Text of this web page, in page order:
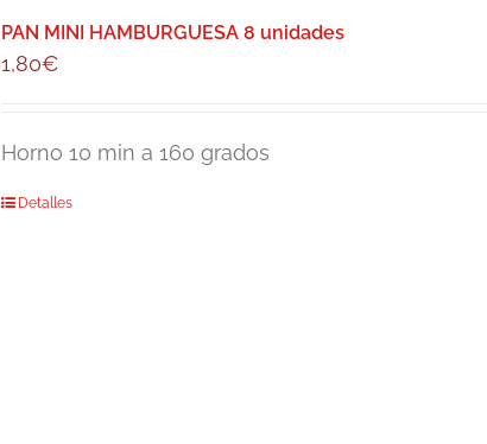
PAN MINI HAMBURGUESA 8 unidades
1,80€
Horno 10 min a 160 grados
Detalles